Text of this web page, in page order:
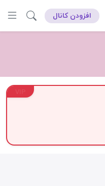
افزودن کانال